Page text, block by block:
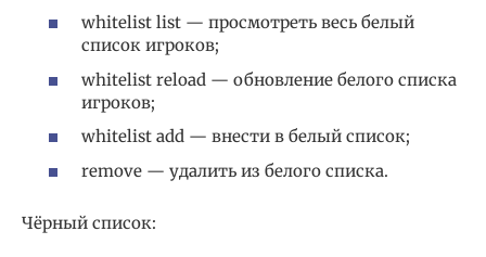
whitelist list — просмотреть весь белый
список игроков;
whitelist reload — обновление белого списка
игроков;
whitelist add — внести в белый список;
remove — удалить из белого списка.
Чёрный список: